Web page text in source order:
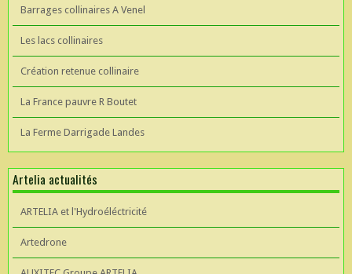
Barrages collinaires A Venel
Les lacs collinaires
Création retenue collinaire
La France pauvre R Boutet
La Ferme Darrigade Landes
Artelia actualités
ARTELIA et l'Hydroéléctricité
Artedrone